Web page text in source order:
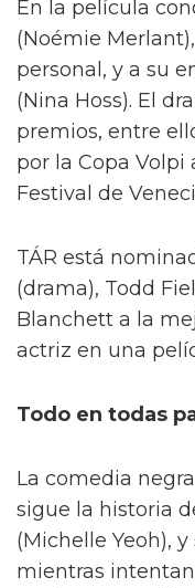
En la película
(Noémie
personal, y a su
(Nina Hoss). El
premios, entre
por la Copa Volpi
Festival de
TÁR está
(drama), Todd
Blanchett a la
actriz en una
Todo en todas
La comedia
sigue la historia
(Michelle Yeoh),
mientras